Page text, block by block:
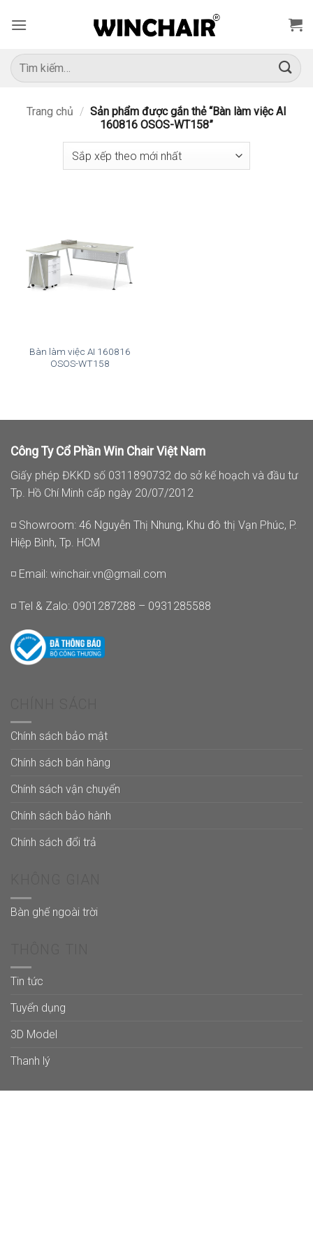
qua
dung
Tìm
kiếm:
Trang chủ / Sản phẩm được gắn thẻ “Bàn làm việc AI
160816 OSOS-WT158”
Bàn làm việc AI 160816
OSOS-WT158
Công Ty Cổ Phần Win Chair Việt Nam
Giấy phép ĐKKD số 0311890732 do sở kế hoạch và đầu tư
Tp. Hồ Chí Minh cấp ngày 20/07/2012
◽ Showroom: 46 Nguyễn Thị Nhung, Khu đô thị Vạn Phúc, P.
Hiệp Bình, Tp. HCM
◽ Email: winchair.vn@gmail.com
◽ Tel & Zalo: 0901287288 – 0931285588
Chính sách bảo mật
Chính sách bán hàng
Chính sách vận chuyển
Chính sách bảo hành
Chính sách đổi trả
Bàn ghế ngoài trời
Tin tức
Tuyển dụng
3D Model
Thanh lý